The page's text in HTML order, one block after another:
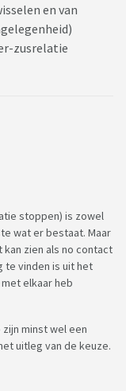
en van
zusrelatie
stoppen) is zowel
wat er bestaat. Maar
zien als no contact
te vinden is uit het
elkaar heb
minst wel een
uitleg van de keuze.